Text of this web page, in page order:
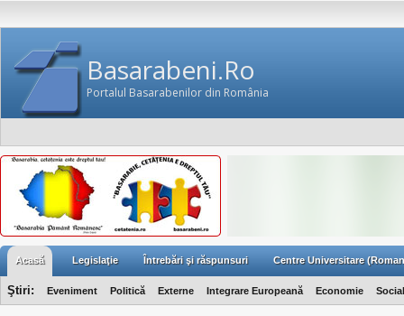
Basarabeni.Ro
Portalul Basarabenilor din România
Acasă Legislaţie Întrebări şi răspunsuri Centre Universitare
Ştiri: Eveniment Politică Externe Integrare Europeană Economie Social